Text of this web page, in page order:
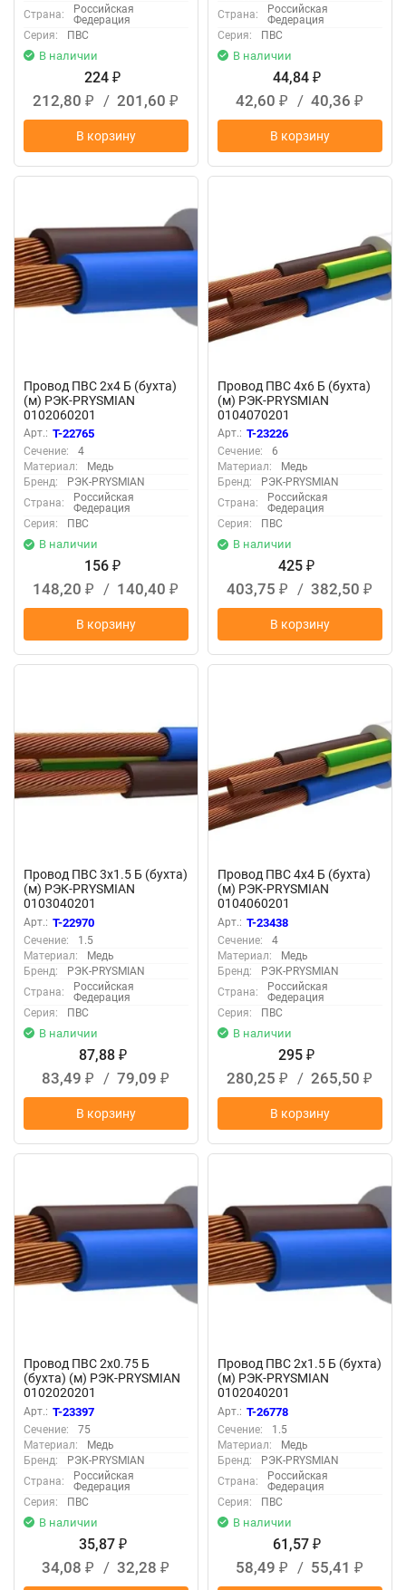
Страна:
Российская
Федерация
Серия:
ПВС
В наличии
224 ₽
212,80 ₽ / 201,60 ₽
В корзину
Страна:
Российская
Федерация
Серия:
ПВС
В наличии
44,84 ₽
42,60 ₽ / 40,36 ₽
В корзину
Провод ПВС 2х4 Б (бухта)
(м) РЭК-PRYSMIAN
0102060201
Арт.: T-22765
Сечение:
4
Материал:
Медь
Бренд:
РЭК-PRYSMIAN
Страна:
Российская
Федерация
Серия:
ПВС
В наличии
156 ₽
148,20 ₽ / 140,40 ₽
В корзину
Провод ПВС 4х6 Б (бухта)
(м) РЭК-PRYSMIAN
0104070201
Арт.: T-23226
Сечение:
6
Материал:
Медь
Бренд:
РЭК-PRYSMIAN
Страна:
Российская
Федерация
Серия:
ПВС
В наличии
425 ₽
403,75 ₽ / 382,50 ₽
В корзину
Провод ПВС 3х1.5 Б (бухта)
(м) РЭК-PRYSMIAN
0103040201
Арт.: T-22970
Сечение:
1.5
Материал:
Медь
Бренд:
РЭК-PRYSMIAN
Страна:
Российская
Федерация
Серия:
ПВС
В наличии
87,88 ₽
83,49 ₽ / 79,09 ₽
В корзину
Провод ПВС 4х4 Б (бухта)
(м) РЭК-PRYSMIAN
0104060201
Арт.: T-23438
Сечение:
4
Материал:
Медь
Бренд:
РЭК-PRYSMIAN
Страна:
Российская
Федерация
Серия:
ПВС
В наличии
295 ₽
280,25 ₽ / 265,50 ₽
В корзину
Провод ПВС 2х0.75 Б
(бухта) (м) РЭК-PRYSMIAN
0102020201
Арт.: T-23397
Сечение:
75
Материал:
Медь
Бренд:
РЭК-PRYSMIAN
Страна:
Российская
Федерация
Серия:
ПВС
В наличии
35,87 ₽
34,08 ₽ / 32,28 ₽
Провод ПВС 2х1.5 Б (бухта)
(м) РЭК-PRYSMIAN
0102040201
Арт.: T-26778
Сечение:
1.5
Материал:
Медь
Бренд:
РЭК-PRYSMIAN
Страна:
Российская
Федерация
Серия:
ПВС
В наличии
61,57 ₽
58,49 ₽ / 55,41 ₽